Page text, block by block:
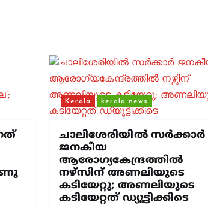
Kerala kerala news
ചാലിശേരിയില്‍ സര്‍ക്കാര്‍
ജനകീയ
ആരോഗ്യകേന്ദ്രത്തില്‍
നഴ്സിന് അണലിയുടെ
കടിയേറ്റു; അണലിയുടെ
കടിയേറ്റത് ഡ്യൂട്ടിക്കിടെ